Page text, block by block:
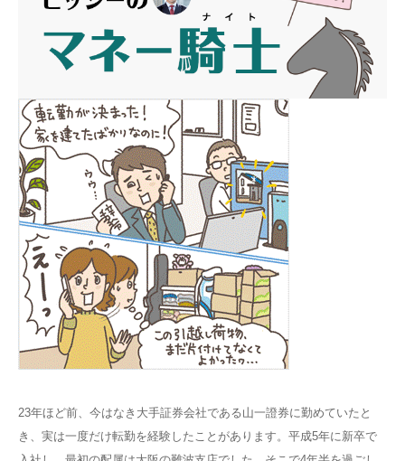
23年ほど前、今はなき大手証券会社である山一證券に勤めていたと
き、実は一度だけ転勤を経験したことがあります。平成5年に新卒で